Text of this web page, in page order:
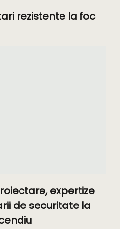
rezistente la foc
expertize
de securitate la